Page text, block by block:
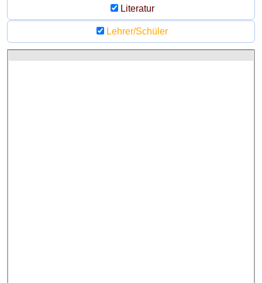
Literatur
Lehrer/Schüler